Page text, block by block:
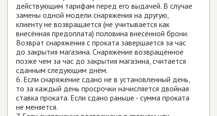
действующим тарифам перед его выдачей. В случае
замены одной модели снаряжения на другую,
клиенту не возвращается (не учитывается как
внесённая предоплата) половина внесённой брони.
Возврат снаряжения с проката завершается за час
до закрытия магазина. Снаряжение возвращённое
позже чем за час до закрытия магазина, считается
сданным следующим днём.
6. Если снаряжение сдано не в установленный день,
то за каждый день просрочки начисляется двойная
ставка проката. Если сдано раньше - сумма проката
не меняется.